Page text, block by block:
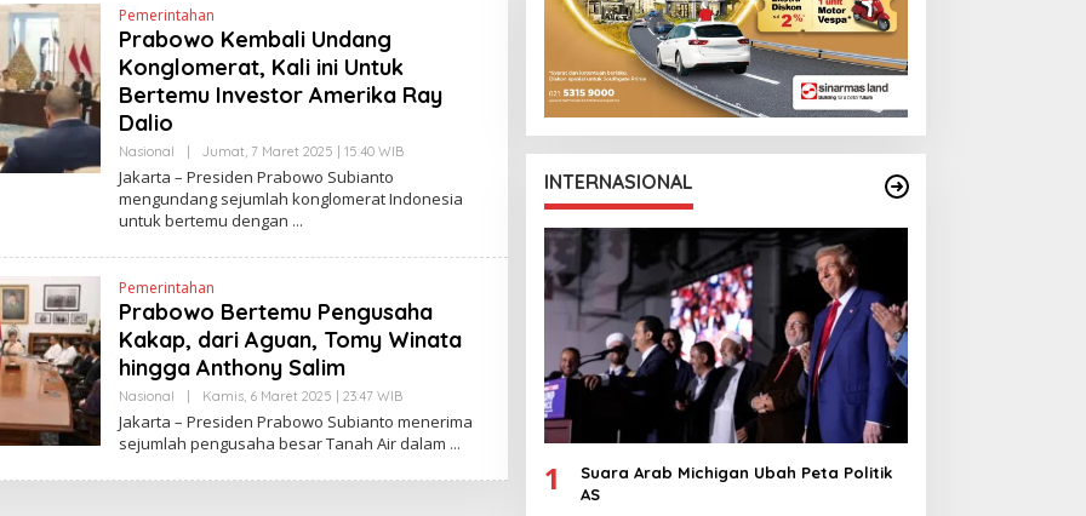
Pemerintahan
Prabowo Kembali Undang
Konglomerat, Kali ini Untuk
Bertemu Investor Amerika Ray
Dalio
Nasional | Jumat, 7 Maret 2025 | 15:40 WIBO
H
Y
I
Y
O
Jakarta – Presiden Prabowo Subianto
mengundang sejumlah konglomerat Indonesia
untuk bertemu dengan
Pemerintahan
Prabowo Bertemu Pengusaha
Kakap, dari Aguan, Tomy Winata
hingga Anthony Salim
Nasional | Kamis, 6 Maret 2025 | 23:47 WIBO
E
H
D
Jakarta – Presiden Prabowo Subianto menerima
sejumlah pengusaha besar Tanah Air dalam
INTERNASIONAL
1
Suara Arab Michigan Ubah Peta Politik
AS